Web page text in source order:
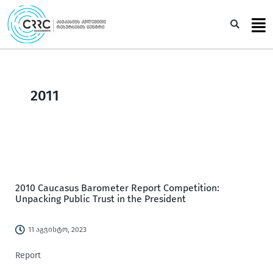
Skip
to
content
2011
2010 Caucasus Barometer Report Competition:
Unpacking Public Trust in the President
11 აგვისტო, 2023
Report